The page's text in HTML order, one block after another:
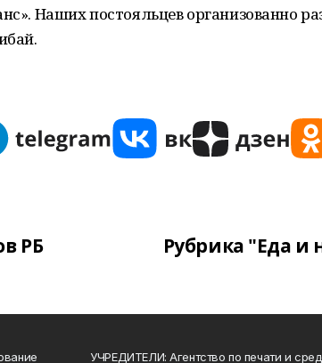
Наших постояльцев организованно
РБ Рубрика "Еда и
УЧРЕДИТЕЛИ: Агентство по печати и